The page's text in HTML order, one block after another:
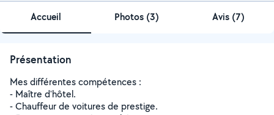
Accueil Photos (3) Avis (7)
Présentation
Mes différentes compétences :
- Maître d'hôtel.
- Chauffeur de voitures de prestige.